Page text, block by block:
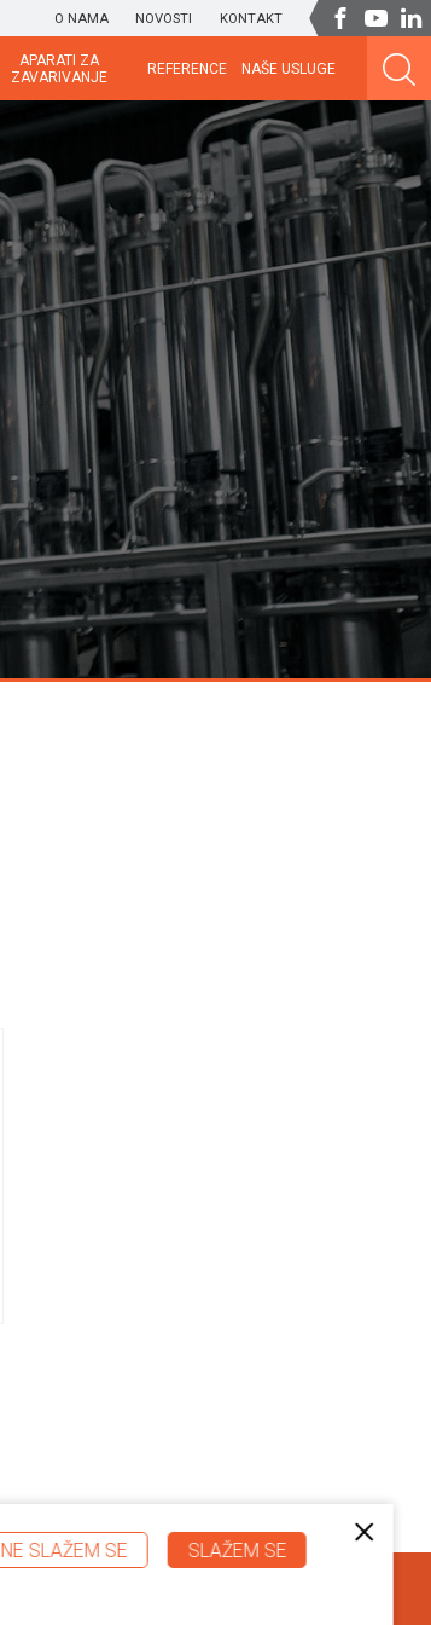
O NAMA NOVOSTI KONTAKT
APARATI ZA
ZAVARIVANJE
REFERENCE NAŠE USLUGE
NE SLAŽEM SE SLAŽEM SE